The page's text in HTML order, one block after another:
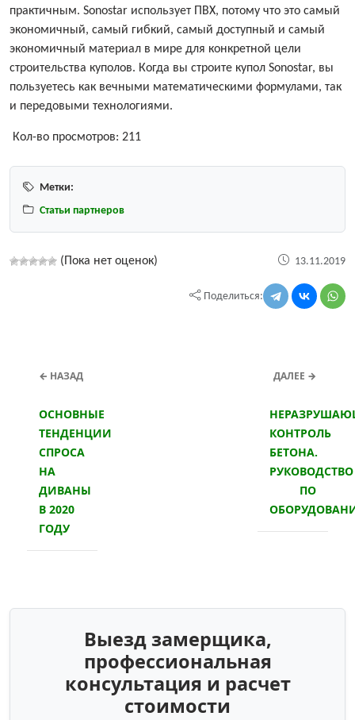
практичным. Sonostar использует ПВХ, потому что это самый
экономичный, самый гибкий, самый доступный и самый
экономичный материал в мире для конкретной цели
строительства куполов. Когда вы строите купол Sonostar, вы
пользуетесь как вечными математическими формулами, так
и передовыми технологиями.
Кол-во просмотров: 211
Метки:
Статьи партнеров
(Пока нет оценок) 13.11.2019
Поделиться:
← НАЗАД
ОСНОВНЫЕ
ТЕНДЕНЦИИ
СПРОСА
НА
ДИВАНЫ
В 2020
ГОДУ
ДАЛЕЕ →
КОНТРОЛЬ
БЕТОНА.
РУКОВОДСТВО
ПО
Выезд замерщика,
профессиональная
консультация и расчет
стоимости